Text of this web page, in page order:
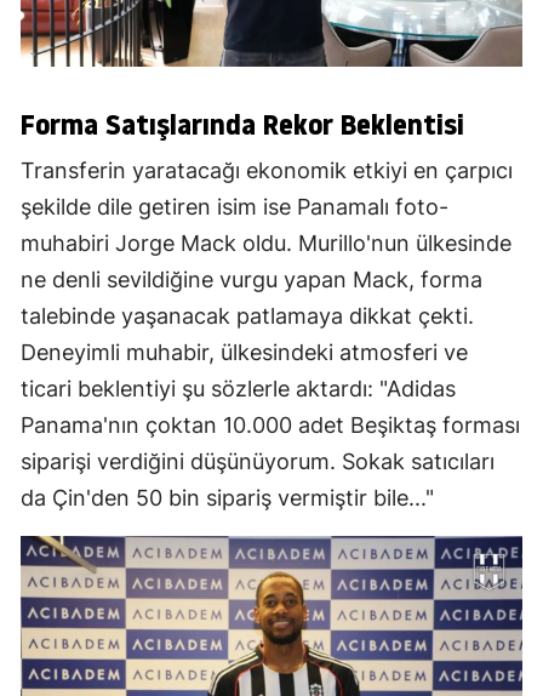
Forma Satışlarında Rekor Beklentisi
Transferin yaratacağı ekonomik etkiyi en çarpıcı
şekilde dile getiren isim ise Panamalı foto-
muhabiri Jorge Mack oldu. Murillo'nun ülkesinde
ne denli sevildiğine vurgu yapan Mack, forma
talebinde yaşanacak patlamaya dikkat çekti.
Deneyimli muhabir, ülkesindeki atmosferi ve
ticari beklentiyi şu sözlerle aktardı: "Adidas
Panama'nın çoktan 10.000 adet Beşiktaş forması
siparişi verdiğini düşünüyorum. Sokak satıcıları
da Çin'den 50 bin sipariş vermiştir bile..."